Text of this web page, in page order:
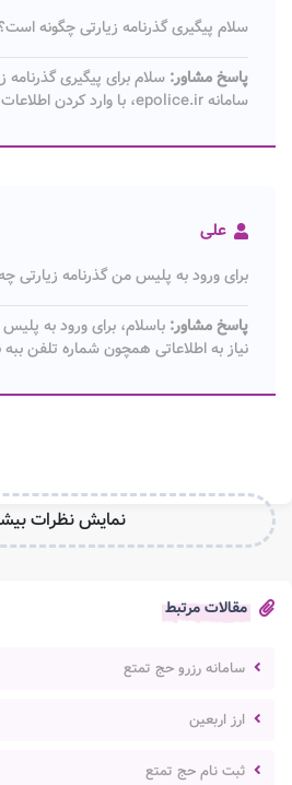
مقالات مرتبط
سامانه رزرو حج تمتع
ارز اربعین
ثبت نام حج تمتع
سلام پیگیری گذرنامه زیارتی چگونه
پاسخ مشاور: سلام برای پیگیری
سامانه epolice.ir، با وارد کردن اطلاعات اقدام نمایید.
علی
برای ورود به پلیس من گذرنامه زیارتی چه
پاسخ مشاور: باسلام، برای ورود به
نیاز به اطلاعاتی همچون شماره تلفن ببه
نمایش نظرات